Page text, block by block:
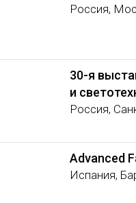
Россия,
30-я
и
Россия,
Advanced
Испания,